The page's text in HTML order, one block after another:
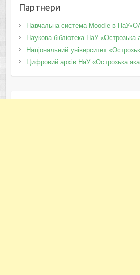
Партнери
Навчальна система Moodle в
Наукова бібліотека НаУ «Острозька
Національний університет
Цифровий архів НаУ «Острозька